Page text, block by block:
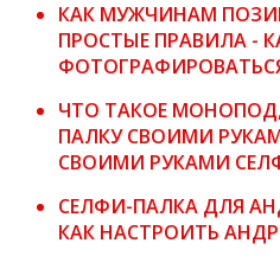
КАК МУЖЧИНАМ
ПРОСТЫЕ ПРАВИЛА -
ЧТО ТАКОЕ
ПАЛКУ СВОИМИ
СВОИМИ РУКАМИ
СЕЛФИ-ПАЛКА ДЛЯ
КАК НАСТРОИТЬ